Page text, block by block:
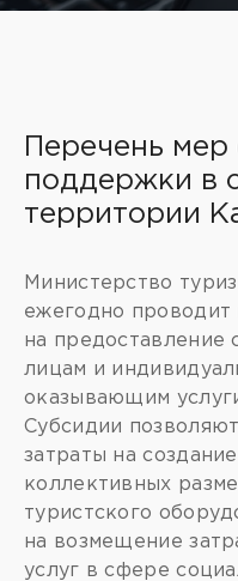
Перечень
поддержки в
территории
Министерство
ежегодно проводит
на предоставление
лицам и
оказывающим
Субсидии
затраты на
коллективных
туристского
на возмещение
услуг в сфере